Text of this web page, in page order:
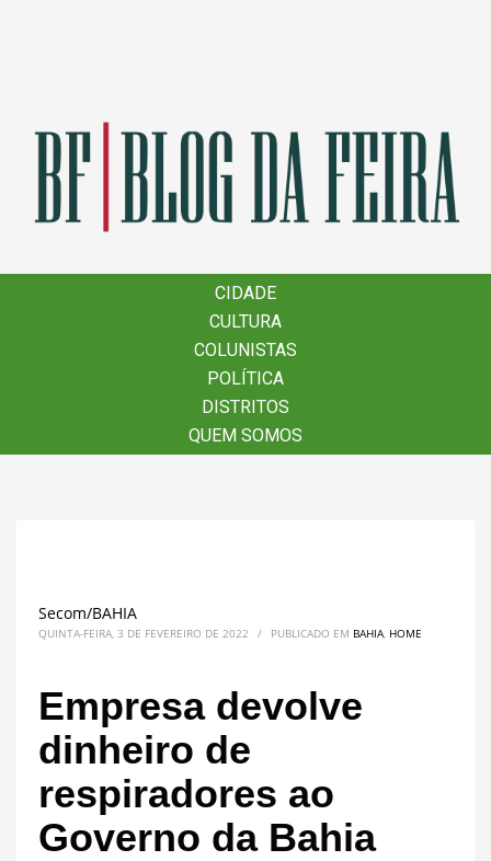
CIDADE
CULTURA
COLUNISTAS
POLÍTICA
DISTRITOS
QUEM SOMOS
CIDADE
CULTURA
COLUNISTAS
POLÍTICA
DISTRITOS
QUEM SOMOS
Secom/BAHIA
QUINTA-FEIRA, 3 DE FEVEREIRO DE 2022 / PUBLICADO EM BAHIA, HOME
Empresa devolve
dinheiro de
respiradores ao
Governo da Bahia